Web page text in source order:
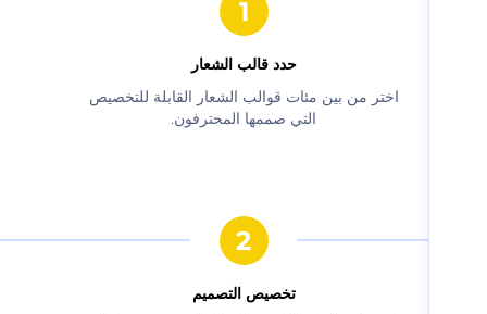
حدد قالب الشعار
‫اختر من بين مئات قوالب الشعار القابلة للتخصيص
التي صممها المحترفون.‬
‫تخصيص التصميم‬